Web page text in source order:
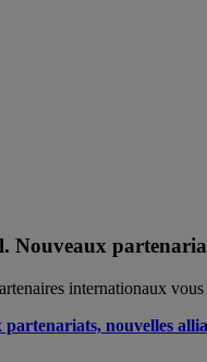
Nouveaux
internationaux
nouvelles